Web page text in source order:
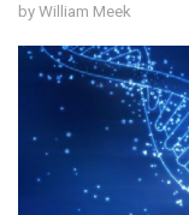
by William Meek